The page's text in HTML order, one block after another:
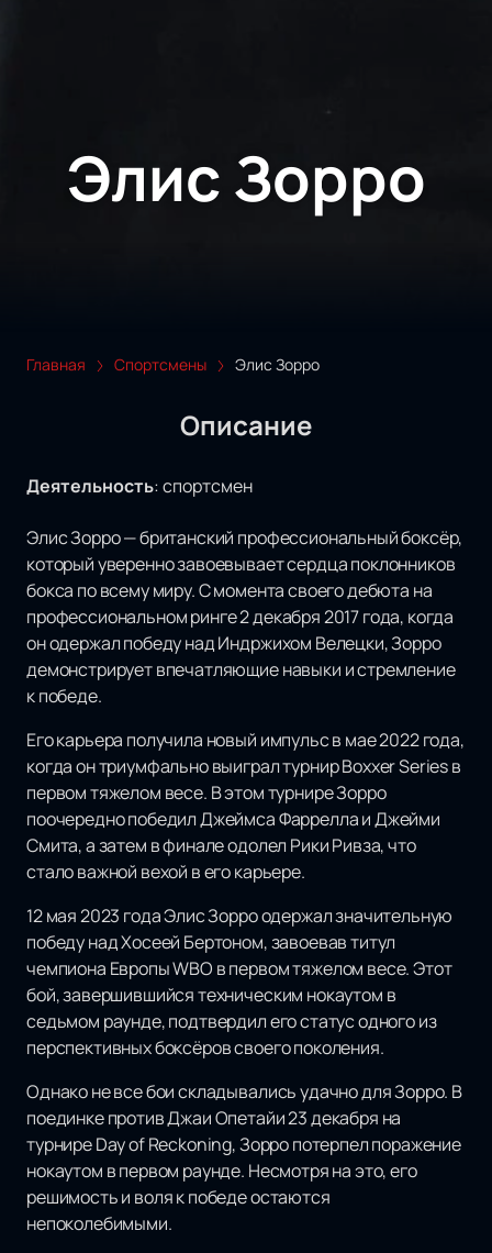
Элис Зорро
Главная Спортсмены Элис Зорро
Описание
Деятельность:спортсмен
Элис Зорро — британский профессиональный боксёр,
который уверенно завоевывает сердца поклонников
бокса по всему миру. С момента своего дебюта на
профессиональном ринге 2 декабря 2017 года, когда
он одержал победу над Индржихом Велецки, Зорро
демонстрирует впечатляющие навыки и стремление
к победе.
Его карьера получила новый импульс в мае 2022 года,
когда он триумфально выиграл турнир Boxxer Series в
первом тяжелом весе. В этом турнире Зорро
поочередно победил Джеймса Фаррелла и Джейми
Смита, а затем в финале одолел Рики Ривза, что
стало важной вехой в его карьере.
12 мая 2023 года Элис Зорро одержал значительную
победу над Хосеей Бертоном, завоевав титул
чемпиона Европы WBO в первом тяжелом весе. Этот
бой, завершившийся техническим нокаутом в
седьмом раунде, подтвердил его статус одного из
перспективных боксёров своего поколения.
Однако не все бои складывались удачно для Зорро. В
поединке против Джаи Опетайи 23 декабря на
турнире Day of Reckoning, Зорро потерпел поражение
нокаутом в первом раунде. Несмотря на это, его
решимость и воля к победе остаются
непоколебимыми.